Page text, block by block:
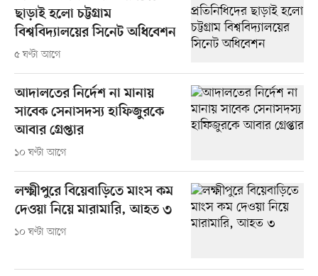
ছাড়াই হলো চট্টগ্রাম
বিশ্ববিদ্যালয়ের সিনেট অধিবেশন
৫ ঘণ্টা আগে
আদালতের নির্দেশ না মানায়
সাবেক সেনাসদস্য হাফিজুরকে
আবার গ্রেপ্তার
১০ ঘণ্টা আগে
লক্ষ্মীপুরে বিয়েবাড়িতে মাংস কম
দেওয়া নিয়ে মারামারি, আহত ৩
১০ ঘণ্টা আগে